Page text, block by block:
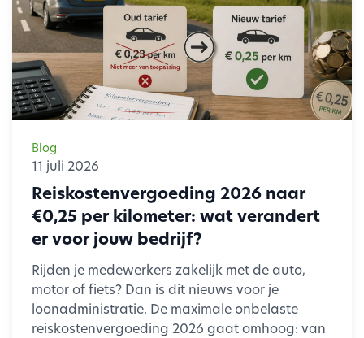
Blog
11 juli 2026
Reiskostenvergoeding 2026 naar
€0,25 per kilometer: wat verandert
er voor jouw bedrijf?
Rijden je medewerkers zakelijk met de auto,
motor of fiets? Dan is dit nieuws voor je
loonadministratie. De maximale onbelaste
reiskostenvergoeding 2026 gaat omhoog: van